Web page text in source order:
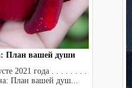
План вашей души
2021 года . . . . . . . .
План вашей душ...